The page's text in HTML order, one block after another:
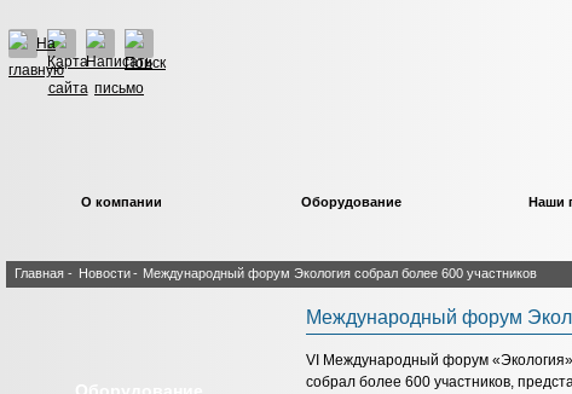
О компании Оборудование Наши
Главная - Новости-Международный форум Экология собрал более 600 участников
Международный форум
VI Международный форум «Экология»
собрал более 600 участников,